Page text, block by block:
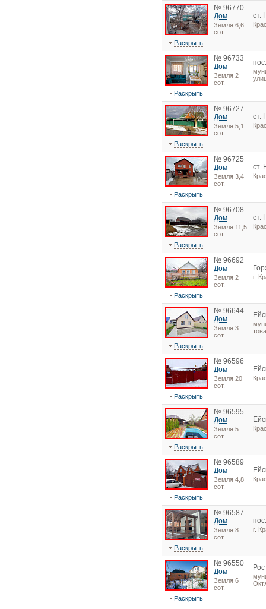
№ 96770
Дом
Земля 6,6
сот.
ст.
Раскрыть
№ 96733
Дом
Земля 2
сот.
Раскрыть
№ 96727
Дом
Земля 5,1
сот.
ст.
Раскрыть
№ 96725
Дом
Земля 3,4
сот.
ст.
Раскрыть
№ 96708
Дом
Земля 11,5
сот.
ст.
Раскрыть
№ 96692
Дом
Земля 2
сот.
г.
Раскрыть
№ 96644
Дом
Земля 3
сот.
Раскрыть
№ 96596
Дом
Земля 20
сот.
Раскрыть
№ 96595
Дом
Земля 5
сот.
Раскрыть
№ 96589
Дом
Земля 4,8
сот.
Раскрыть
№ 96587
Дом
Земля 8
сот.
г.
Раскрыть
№ 96550
Дом
Земля 6
сот.
Раскрыть